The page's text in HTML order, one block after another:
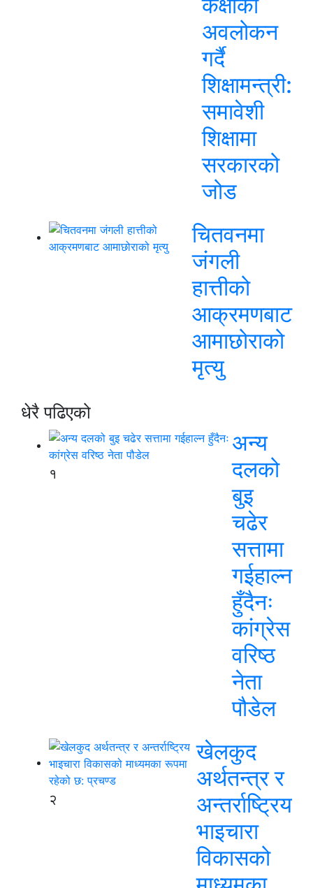
अवलोकन
गर्दै
शिक्षामन्त्री:
समावेशी
शिक्षामा
सरकारको
जोड
चितवनमा
जंगली
हात्तीको
आक्रमणबाट
आमाछोराको
मृत्यु
धेरै पढिएको
१
अन्य
दलको
बुइ
चढेर
सत्तामा
गईहाल्न
हुँदैनः
कांग्रेस
वरिष्ठ
नेता
पौडेल
२
खेलकुद
अर्थतन्त्र र
अन्तर्राष्ट्रिय
भाइचारा
विकासको